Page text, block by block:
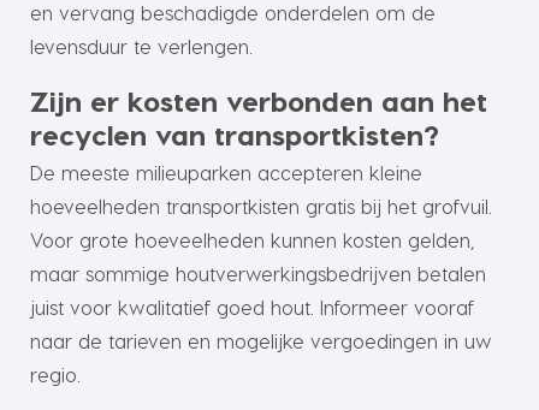
en vervang beschadigde onderdelen om de
levensduur te verlengen.
Zijn er kosten verbonden aan het
recyclen van transportkisten?
De meeste milieuparken accepteren kleine
hoeveelheden transportkisten gratis bij het grofvuil.
Voor grote hoeveelheden kunnen kosten gelden,
maar sommige houtverwerkingsbedrijven betalen
juist voor kwalitatief goed hout. Informeer vooraf
naar de tarieven en mogelijke vergoedingen in uw
regio.